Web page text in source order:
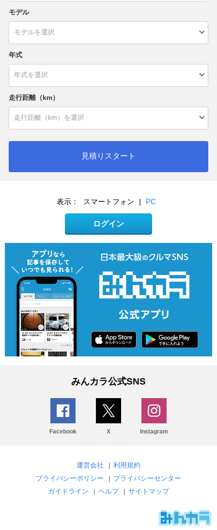
モデル
年式
走行距離（km）
見積りスタート
表示： スマートフォン | PC
ログイン
みんカラ公式SNS
Facebook X Instagram
運営会社 | 利用規約
プライバシーポリシー
| プライバシーセンター
ガイドライン
| ヘルプ | サイトマップ